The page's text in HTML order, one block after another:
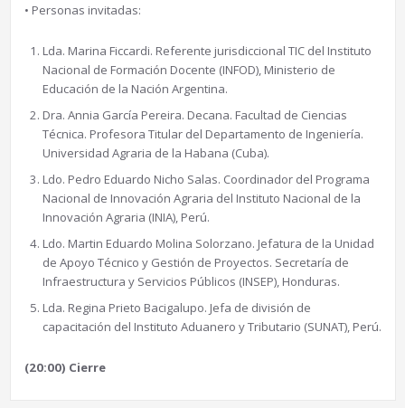
• Personas invitadas:
Lda. Marina Ficcardi. Referente jurisdiccional TIC del Instituto
Nacional de Formación Docente (INFOD), Ministerio de
Educación de la Nación Argentina.
Dra. Annia García Pereira. Decana. Facultad de Ciencias
Técnica. Profesora Titular del Departamento de Ingeniería.
Universidad Agraria de la Habana (Cuba).
Ldo. Pedro Eduardo Nicho Salas. Coordinador del Programa
Nacional de Innovación Agraria del Instituto Nacional de la
Innovación Agraria (INIA), Perú.
Ldo. Martin Eduardo Molina Solorzano. Jefatura de la Unidad
de Apoyo Técnico y Gestión de Proyectos. Secretaría de
Infraestructura y Servicios Públicos (INSEP), Honduras.
Lda. Regina Prieto Bacigalupo. Jefa de división de
capacitación del Instituto Aduanero y Tributario (SUNAT), Perú.
(20:00) Cierre